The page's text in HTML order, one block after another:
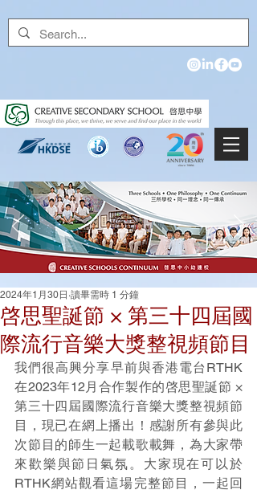
啓思聖誕節 × 第三十四屆國
際流行音樂大獎整視頻節目
2024年1月30日 讀畢需時 1 分鐘
我們很高興分享早前與香港電台RTHK
在2023年12月合作製作的啓思聖誕節 ×
第三十四屆國際流行音樂大獎整視頻節
目，現已在網上播出！感謝所有參與此
次節目的師生一起載歌載舞，為大家帶
來歡樂與節日氣氛。大家現在可以於
RTHK網站觀看這場完整節目，一起回